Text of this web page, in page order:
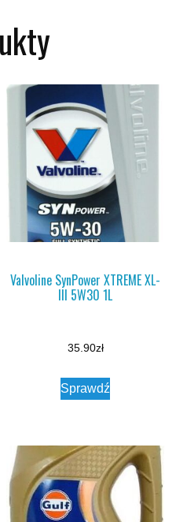
Valvoline SynPower XTREME XL-
III 5W30 1L
35.90zł
Sprawdź